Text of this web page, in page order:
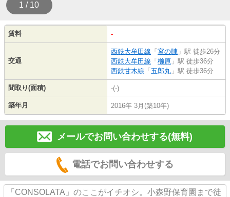
1 / 10
賃料 -
交通
西鉄大牟田線 「 宮の陣 」駅 徒歩26分
西鉄大牟田線 「 櫛原 」駅 徒歩36分
西鉄甘木線 「 五郎丸 」駅 徒歩36分
間取り(面積) -(-)
築年月 2016年 3月(築10年)
メールでお問い合わせする(無料)
電話でお問い合わせする
「CONSOLATA」のここがイチオシ。小森野保育園まで徒